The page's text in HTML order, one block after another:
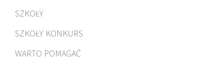
SZKOŁY
SZKOŁY KONKURS
WARTO POMAGAĆ